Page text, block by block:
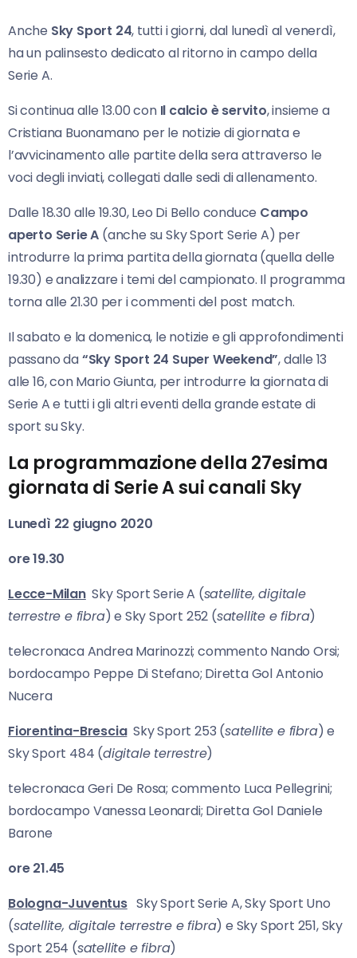
Anche Sky Sport 24, tutti i giorni, dal lunedì al venerdì,
ha un palinsesto dedicato al ritorno in campo della
Serie A.
Si continua alle 13.00 con Il calcio è servito, insieme a
Cristiana Buonamano per le notizie di giornata e
l’avvicinamento alle partite della sera attraverso le
voci degli inviati, collegati dalle sedi di allenamento.
Dalle 18.30 alle 19.30, Leo Di Bello conduce Campo
aperto Serie A (anche su Sky Sport Serie A) per
introdurre la prima partita della giornata (quella delle
19.30) e analizzare i temi del campionato. Il programma
torna alle 21.30 per i commenti del post match.
Il sabato e la domenica, le notizie e gli approfondimenti
passano da“Sky Sport 24 Super Weekend”, dalle 13
alle 16, con Mario Giunta, per introdurre la giornata di
Serie A e tutti i gli altri eventi della grande estate di
sport su Sky.
La programmazione della 27esima
giornata di Serie A sui canali Sky
Lunedì 22 giugno 2020
ore 19.30
Lecce-Milan Sky Sport Serie A (satellite, digitale
terrestre e fibra) e Sky Sport 252 (satellite e fibra)
telecronaca Andrea Marinozzi; commento Nando Orsi;
bordocampo Peppe Di Stefano; Diretta Gol Antonio
Nucera
Fiorentina-Brescia Sky Sport 253 (satellite e fibra) e
Sky Sport 484 (digitale terrestre)
telecronaca Geri De Rosa; commento Luca Pellegrini;
bordocampo Vanessa Leonardi; Diretta Gol Daniele
Barone
ore 21.45
Bologna-Juventus Sky Sport Serie A, Sky Sport Uno
(satellite, digitale terrestre e fibra) e Sky Sport 251, Sky
Sport 254 (satellite e fibra)